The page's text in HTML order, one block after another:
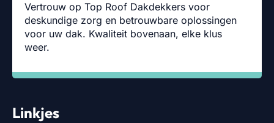
Vertrouw op Top Roof Dakdekkers voor
deskundige zorg en betrouwbare oplossingen
voor uw dak. Kwaliteit bovenaan, elke klus
weer.
Linkjes